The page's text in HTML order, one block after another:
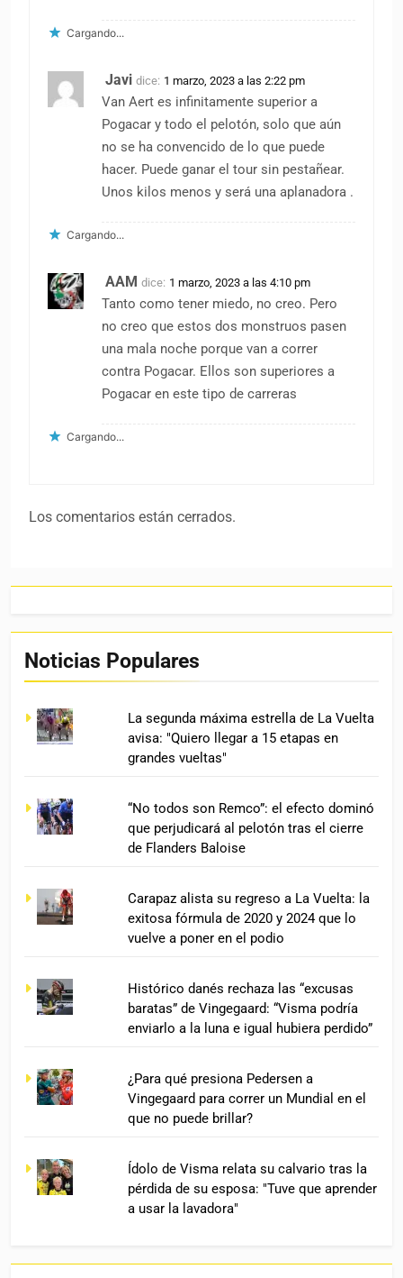
Cargando...
Javi dice: 1 marzo, 2023 a las 2:22 pm
Van Aert es infinitamente superior a
Pogacar y todo el pelotón, solo que aún
no se ha convencido de lo que puede
hacer. Puede ganar el tour sin pestañear.
Unos kilos menos y será una aplanadora .
Cargando...
AAM dice: 1 marzo, 2023 a las 4:10 pm
Tanto como tener miedo, no creo. Pero
no creo que estos dos monstruos pasen
una mala noche porque van a correr
contra Pogacar. Ellos son superiores a
Pogacar en este tipo de carreras
Cargando...
Los comentarios están cerrados.
Noticias Populares
La segunda máxima estrella de La Vuelta
avisa: "Quiero llegar a 15 etapas en
grandes vueltas"
“No todos son Remco”: el efecto dominó
que perjudicará al pelotón tras el cierre
de Flanders Baloise
Carapaz alista su regreso a La Vuelta: la
exitosa fórmula de 2020 y 2024 que lo
vuelve a poner en el podio
Histórico danés rechaza las “excusas
baratas” de Vingegaard: “Visma podría
enviarlo a la luna e igual hubiera perdido”
¿Para qué presiona Pedersen a
Vingegaard para correr un Mundial en el
que no puede brillar?
Ídolo de Visma relata su calvario tras la
pérdida de su esposa: "Tuve que aprender
a usar la lavadora"